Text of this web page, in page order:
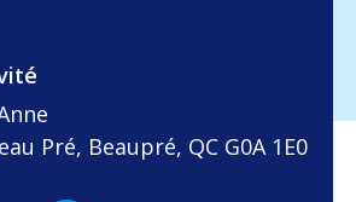
Pré, Beaupré, QC G0A 1E0